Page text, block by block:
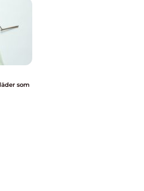
som